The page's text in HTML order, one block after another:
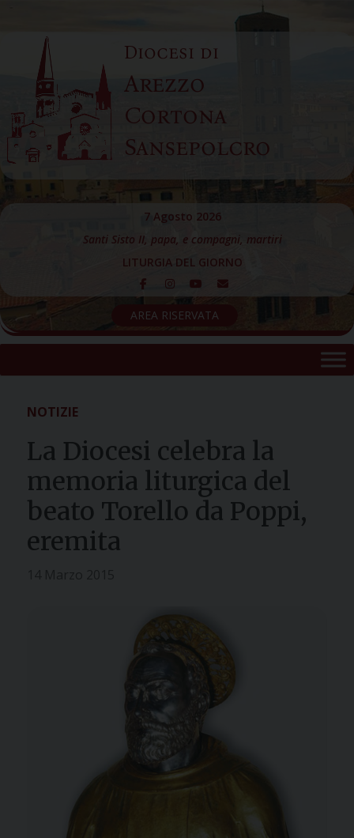
content
Diocesi di
Arezzo
Cortona
Sansepolcro
7 Agosto 2026
Santi Sisto II, papa, e compagni, martiri
LITURGIA DEL GIORNO
AREA RISERVATA
NOTIZIE
La Diocesi celebra la
memoria liturgica del
beato Torello da Poppi,
eremita